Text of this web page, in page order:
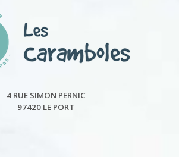
4 RUE SIMON PERNIC
97420 LE PORT